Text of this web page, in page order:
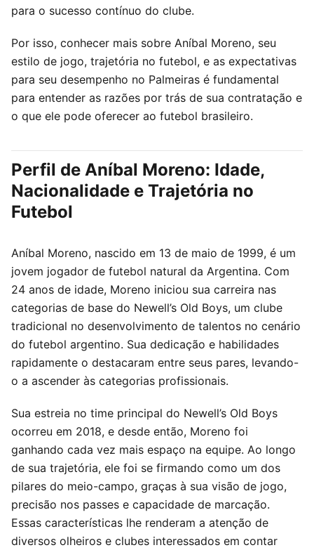
para o sucesso contínuo do clube.
Por isso, conhecer mais sobre Aníbal Moreno, seu
estilo de jogo, trajetória no futebol, e as expectativas
para seu desempenho no Palmeiras é fundamental
para entender as razões por trás de sua contratação e
o que ele pode oferecer ao futebol brasileiro.
Perfil de Aníbal Moreno: Idade,
Nacionalidade e Trajetória no
Futebol
Aníbal Moreno, nascido em 13 de maio de 1999, é um
jovem jogador de futebol natural da Argentina. Com
24 anos de idade, Moreno iniciou sua carreira nas
categorias de base do Newell’s Old Boys, um clube
tradicional no desenvolvimento de talentos no cenário
do futebol argentino. Sua dedicação e habilidades
rapidamente o destacaram entre seus pares, levando-
o a ascender às categorias profissionais.
Sua estreia no time principal do Newell’s Old Boys
ocorreu em 2018, e desde então, Moreno foi
ganhando cada vez mais espaço na equipe. Ao longo
de sua trajetória, ele foi se firmando como um dos
pilares do meio-campo, graças à sua visão de jogo,
precisão nos passes e capacidade de marcação.
Essas características lhe renderam a atenção de
diversos olheiros e clubes interessados em contar